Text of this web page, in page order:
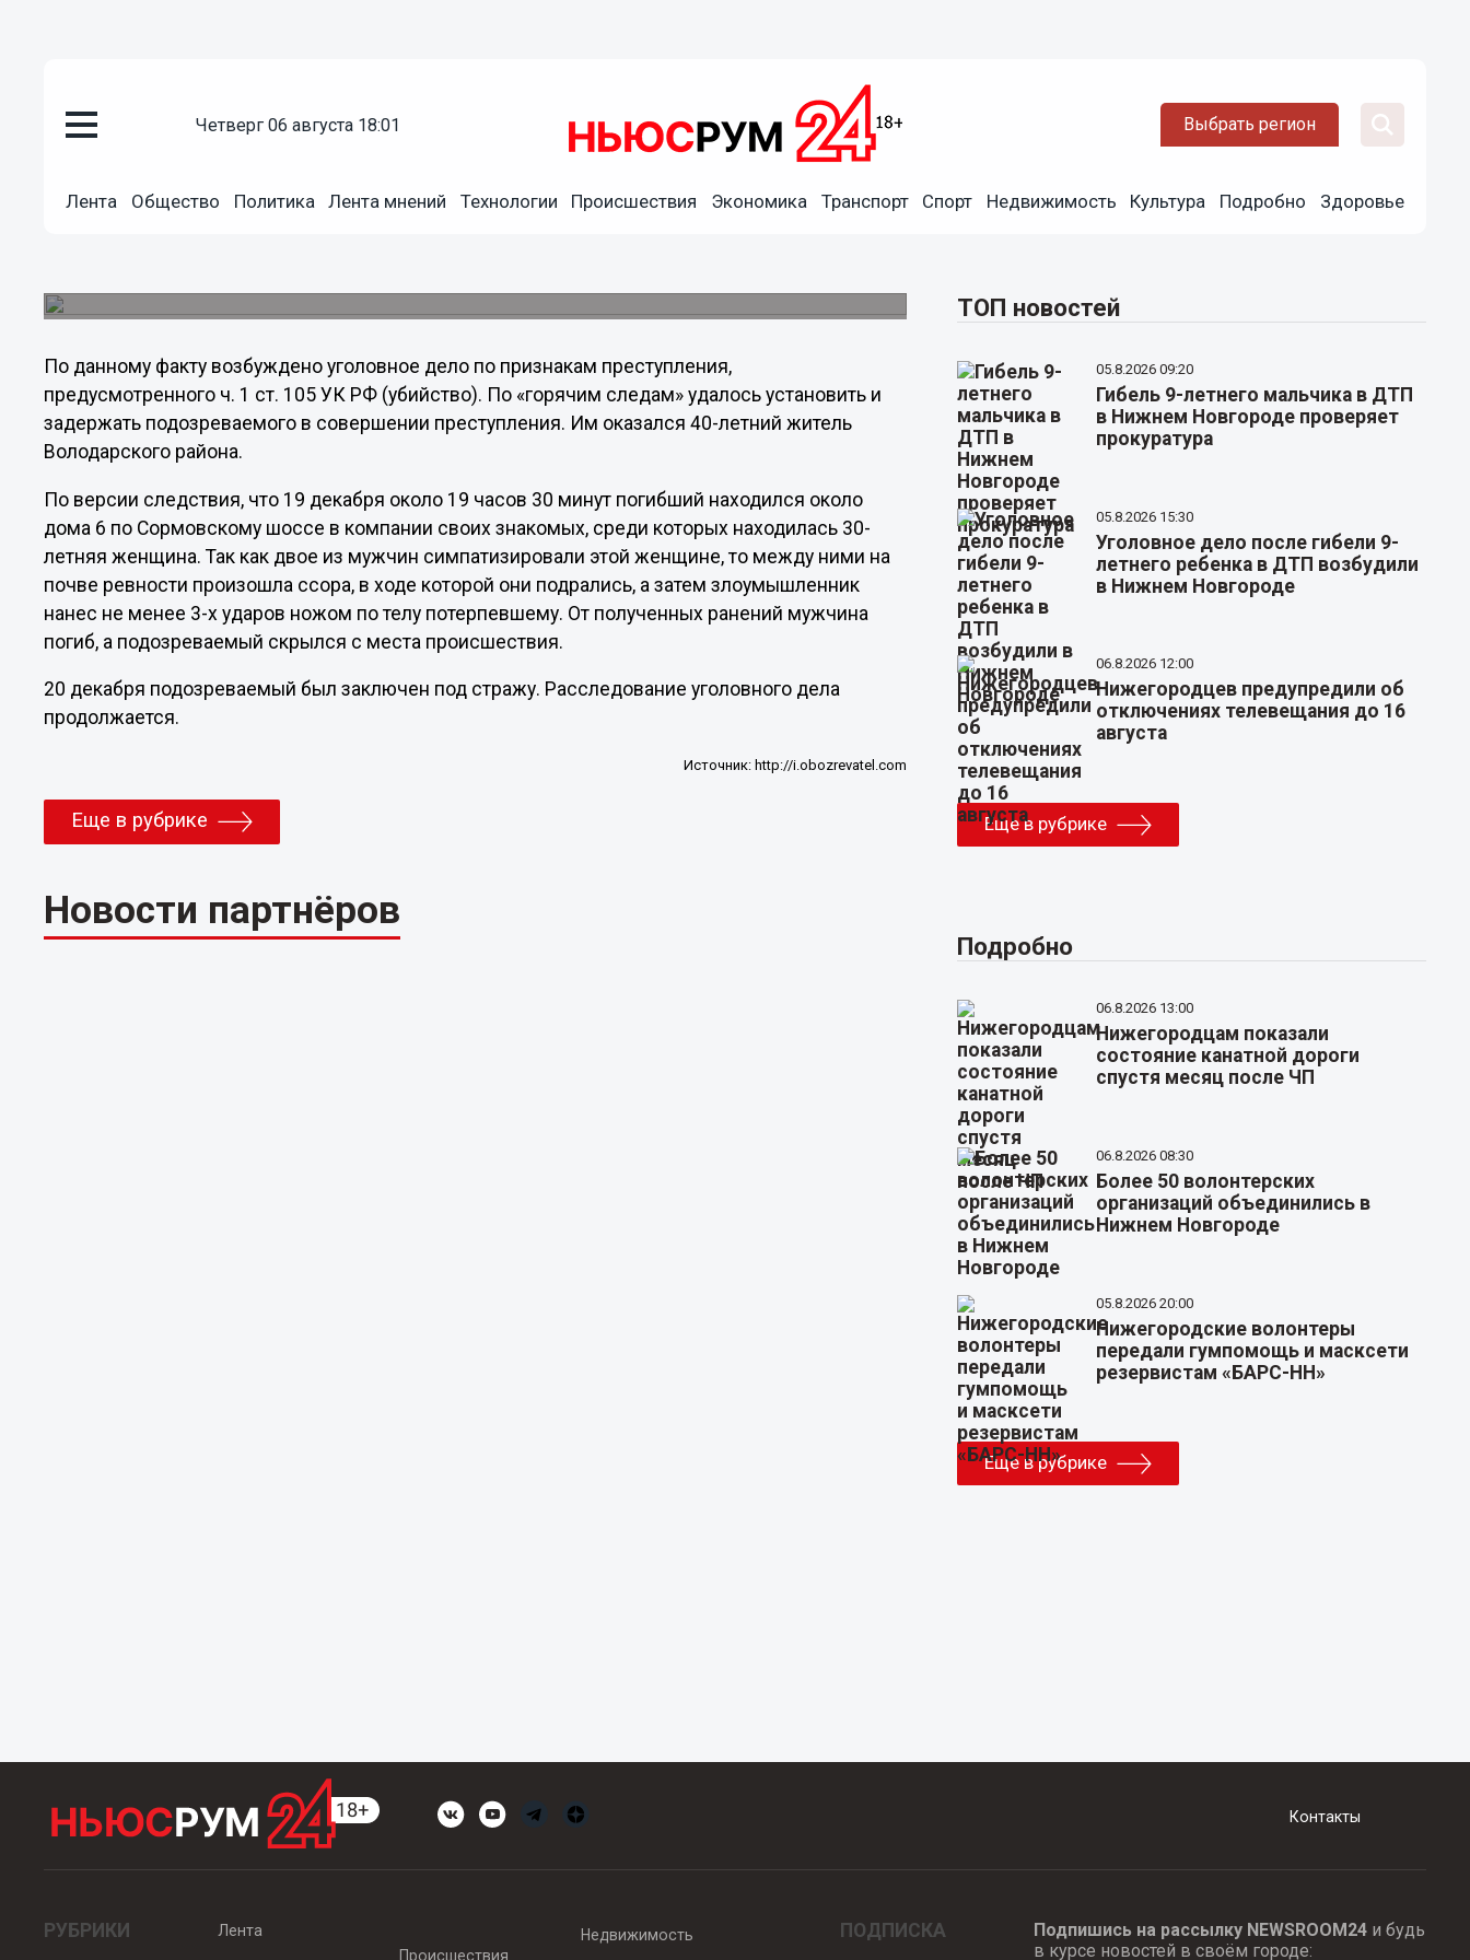
четверг 06 августа 18:01 Выбрать регион
Лента Общество Политика Лента мнений Технологии Происшествия Экономика Транспорт Спорт Недвижимость Культура Подробно Здоровье
Происшествия
Нижегородец зарезал знакомого из ревности
По данному факту возбуждено уголовное дело по признакам преступления,
предусмотренного ч. 1 ст. 105 УК РФ (убийство). По «горячим следам» удалось установить и
задержать подозреваемого в совершении преступления. Им оказался 40-летний житель
Володарского района.
По версии следствия, что 19 декабря около 19 часов 30 минут погибший находился около
дома 6 по Сормовскому шоссе в компании своих знакомых, среди которых находилась 30-
летняя женщина. Так как двое из мужчин симпатизировали этой женщине, то между ними на
почве ревности произошла ссора, в ходе которой они подрались, а затем злоумышленник
нанес не менее 3-х ударов ножом по телу потерпевшему. От полученных ранений мужчина
погиб, а подозреваемый скрылся с места происшествия.
20 декабря подозреваемый был заключен под стражу. Расследование уголовного дела
продолжается.
Источник: http://i.obozrevatel.com
Еще в рубрике
Новости партнёров
ТОП новостей
05.8.2026 09:20
Гибель 9-летнего мальчика в ДТП
в Нижнем Новгороде проверяет
прокуратура
05.8.2026 15:30
Уголовное дело после гибели 9-
летнего ребенка в ДТП возбудили
в Нижнем Новгороде
06.8.2026 12:00
Нижегородцев предупредили об
отключениях телевещания до 16
августа
Еще в рубрике
Подробно
06.8.2026 13:00
Нижегородцам показали
состояние канатной дороги
спустя месяц после ЧП
06.8.2026 08:30
Более 50 волонтерских
организаций объединились в
Нижнем Новгороде
05.8.2026 20:00
Нижегородские волонтеры
передали гумпомощь и масксети
резервистам «БАРС-НН»
Еще в рубрике
Контакты
РУБРИКИ
Лента
Происшествия
Недвижимость ПОДПИСКА Подпишись на рассылку NEWSROOM24и будь
в курсе новостей в своём городе: